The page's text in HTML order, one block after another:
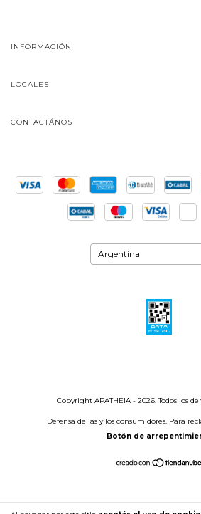
INFORMACIÓN
LOCALES
CONTACTÁNOS
Copyright APATHEIA - 2026. Todos los
Defensa de las y los consumidores. Para
Botón de